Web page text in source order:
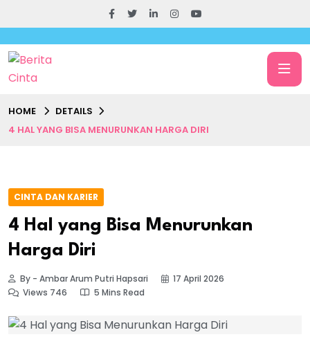
HOME
DETAILS
4 HAL YANG BISA MENURUNKAN HARGA DIRI
CINTA DAN KARIER
4 Hal yang Bisa Menurunkan
Harga Diri
By - Ambar Arum Putri Hapsari
17 April 2026
Views 746
5 Mins Read